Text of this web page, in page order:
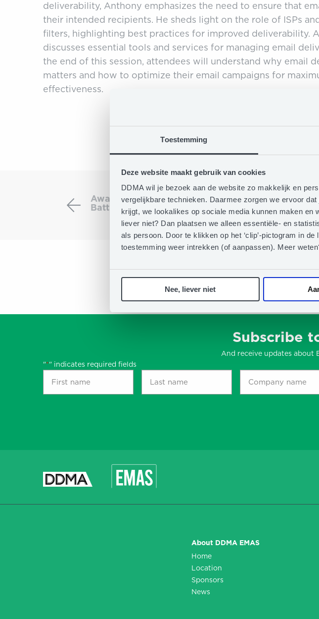
Toestemming
Deze website maakt gebruik van cookies
DDMA wil je bezoek aan de website zo makkelijk en
vergelijkbare technieken. Daarmee zorgen we ervoor
krijgt, we lookalikes op sociale media kunnen maken en
liever niet? Dan plaatsen we alleen essentiële- en
als persoon. Door te klikken op het ‘clip’-pictogram in
toestemming weer intrekken (of aanpassen). Meer
Nee, liever niet
deliverability, Anthony emphasizes the need to ensure that
their intended recipients. He sheds light on the role of ISPs
filters, highlighting best practices for improved deliverability.
discusses essential tools and services for managing email
the end of this session, attendees will understand why email
matters and how to optimize their email campaigns for
effectiveness.
DDMA
EMAS
Award Ceremony: DDMA EMAS Award 2024 –
Battle of the Agencies with Brabantia
Subscribe
And receive updates about
"*" indicates required fields
About DDMA EMAS
Home
Location
Sponsors
News